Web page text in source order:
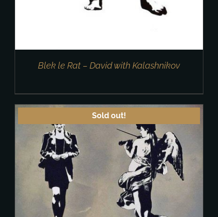
Blek le Rat – David with Kalashnikov
Sold out!